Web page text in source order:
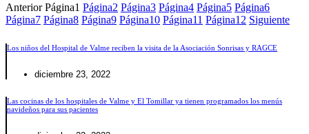
Anterior Página1 Página2 Página3 Página4 Página5 Página6
Página7 Página8 Página9 Página10 Página11 Página12 Siguiente
Los niños del Hospital de Valme reciben la visita de la Asociación Sonrisas y RAGCE
diciembre 23, 2022
Las cocinas de los hospitales de Valme y El Tomillar ya tienen programados los menús
navideños para sus pacientes